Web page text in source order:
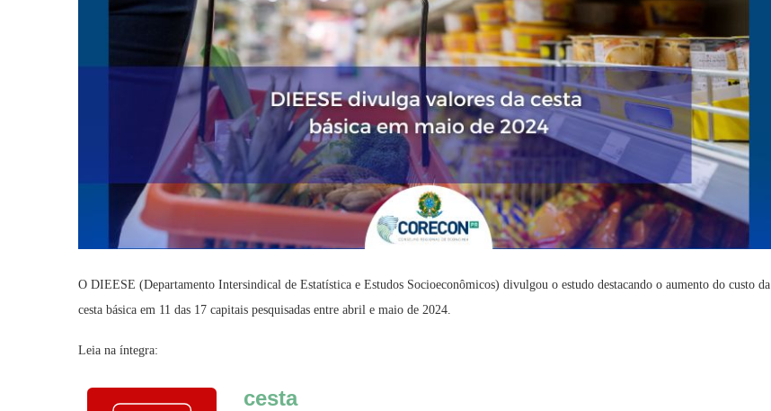
O DIEESE (Departamento Intersindical de Estatística e Estudos Socioeconômicos) divulgou o estudo destacando o aumento do custo da
cesta básica em 11 das 17 capitais pesquisadas entre abril e maio de 2024.
Leia na íntegra:
cesta